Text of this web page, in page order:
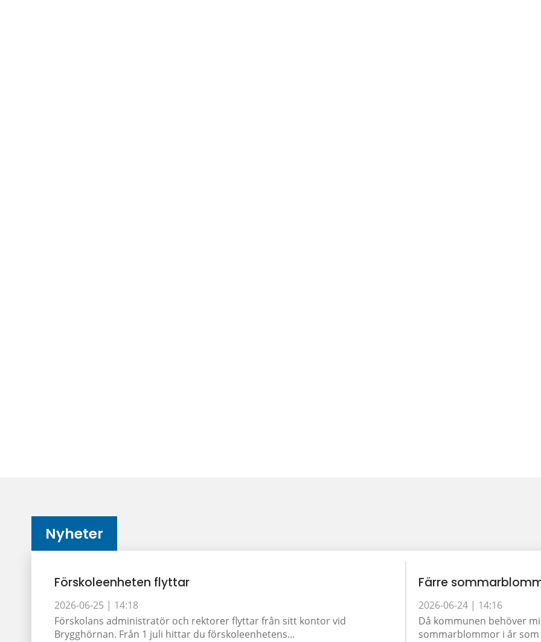
Nyheter
Förskoleenheten flyttar
2026-06-25 | 14:18
Förskolans administratör och rektorer flyttar från sitt kontor vid
Brygghörnan. Från 1 juli hittar du förskoleenhetens...
Färre
2026-06-24 | 14:16
Då kommunen behöver
sommarblommor i år